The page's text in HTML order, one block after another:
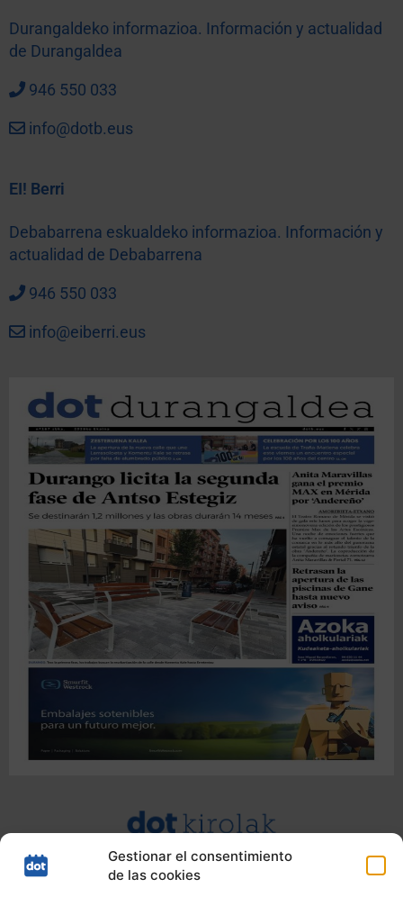
Gestionar el consentimiento
de las cookies
Durangaldeko informazioa. Información y actualidad
de Durangaldea
946 550 033
info@dotb.eus
EI! Berri
Debabarrena eskualdeko informazioa. Información y
actualidad de Debabarrena
946 550 033
info@eiberri.eus